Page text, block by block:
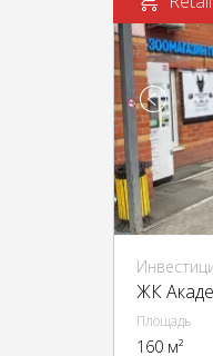
Площадь
160 м²